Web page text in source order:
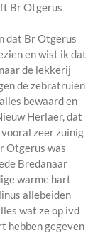
Br Otgerus
dat Br Otgerus
en wist ik dat
de lekkerij
de zebratruien
bewaard en
Herlaer, dat
zeer zuinig
Otgerus was
Bredanaar
warme hart
allebeiden
wat ze op ivd
hebben gegeven